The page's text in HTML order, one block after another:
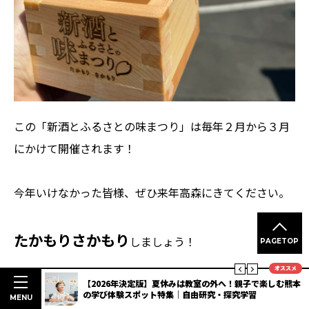
この「新酒とふるさとの味まつり」は毎年２月から３月
にかけて開催されます！
今年いけなかった皆様、ぜひ来年高森にきてください。
たかもりさかもり しましょう！
南阿蘇高森の今を堪能しましょう！
PAGETOP
オススメ
む熊本
夏休みの体験におススメ！八代の食を満喫する「ヤツシロ
ディープスタンプラリー」開催【熊本DC】
MENU